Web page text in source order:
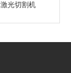
光切割机